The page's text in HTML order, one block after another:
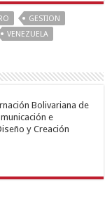
GESTION
VENEZUELA
Bolivariana de
e
y Creación